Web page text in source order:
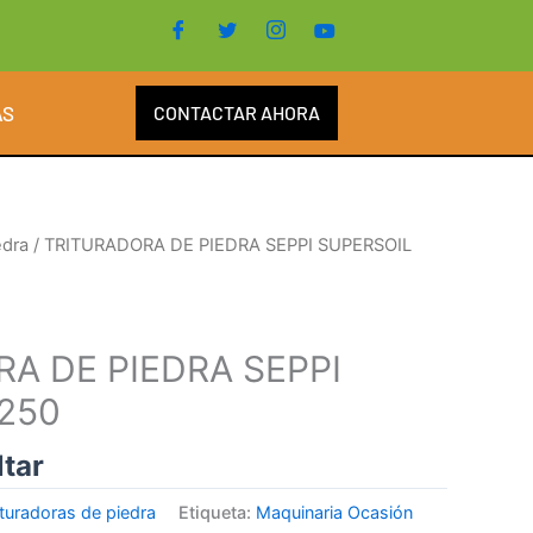
CONTACTAR AHORA
/ TRITURADORA DE PIEDRA SEPPI SUPERSOIL
DE PIEDRA SEPPI
de piedra Etiqueta: Maquinaria Ocasión